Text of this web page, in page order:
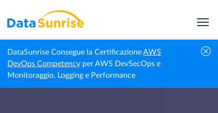
DataSunrise Consegue la CertificazioneAWS
DevOps Competency per AWS DevSecOps e
Monitoraggio, Logging e Performance
Homepage
Centro di
Conoscenza
Audit dei Dati in SQL Server: Rafforzare la
Sicurezza e la Conformità con il Monitoraggio
Avanzato